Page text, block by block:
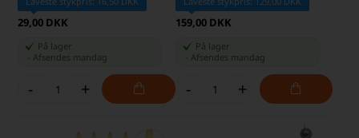
29,00 DKK
På lager
-Afsendes mandag
- +
159,00 DKK
På lager
Afsendes mandag
- +